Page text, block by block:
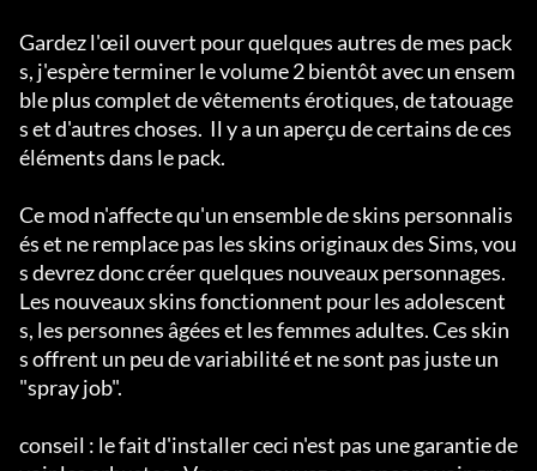
Gardez l'œil ouvert pour quelques autres de mes pack
s, j'espère terminer le volume 2 bientôt avec un ensem
ble plus complet de vêtements érotiques, de tatouage
s et d'autres choses.  Il y a un aperçu de certains de ces
éléments dans le pack.
Ce mod n'affecte qu'un ensemble de skins personnalis
és et ne remplace pas les skins originaux des Sims, vou
s devrez donc créer quelques nouveaux personnages.
Les nouveaux skins fonctionnent pour les adolescent
s, les personnes âgées et les femmes adultes. Ces skin
s offrent un peu de variabilité et ne sont pas juste un
"spray job".
conseil : le fait d'installer ceci n'est pas une garantie de